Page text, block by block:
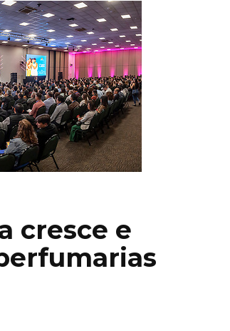
cresce e